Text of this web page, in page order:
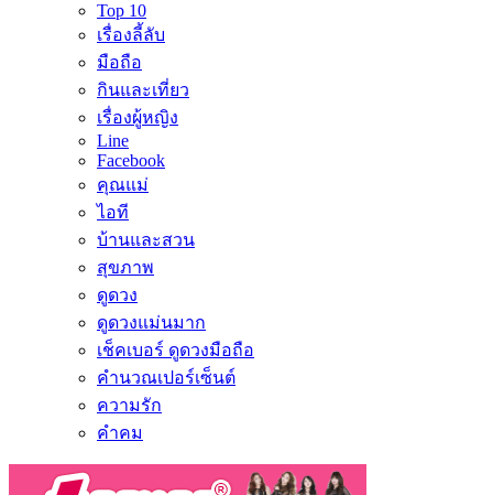
Top 10
เรื่องลี้ลับ
มือถือ
กินและเที่ยว
เรื่องผู้หญิง
Line
Facebook
คุณแม่
ไอที
บ้านและสวน
สุขภาพ
ดูดวง
ดูดวงแม่นมาก
เช็คเบอร์ ดูดวงมือถือ
คำนวณเปอร์เซ็นต์
ความรัก
คำคม